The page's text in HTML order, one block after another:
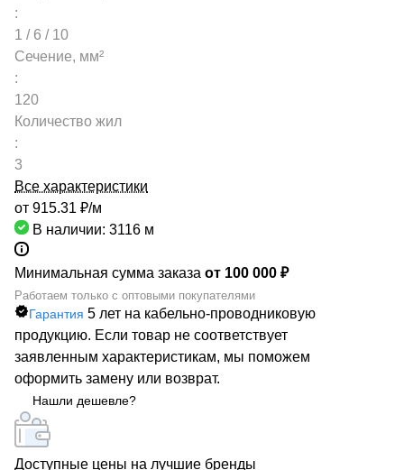
:
1 / 6 / 10
Сечение, мм²
:
120
Количество жил
:
3
Все характеристики
от 915.31 ₽/м
В наличии: 3116 м
Минимальная сумма заказа от 100 000 ₽
Работаем только с оптовыми покупателями
Гарантия 5 лет на кабельно-проводниковую
продукцию. Если товар не соответствует
заявленным характеристикам, мы поможем
оформить замену или возврат.
Нашли дешевле?
Доступные цены на лучшие бренды